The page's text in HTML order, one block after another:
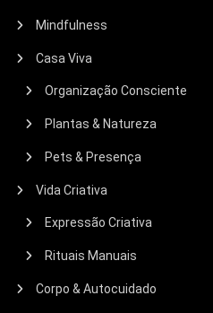
Mindfulness
Casa Viva
Organização Consciente
Plantas & Natureza
Pets & Presença
Vida Criativa
Expressão Criativa
Rituais Manuais
Corpo & Autocuidado